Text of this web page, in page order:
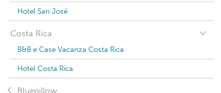
Hotel San José
Costa Rica
B&B e Case Vacanza Costa Rica
Hotel Costa Rica
Bluepillow